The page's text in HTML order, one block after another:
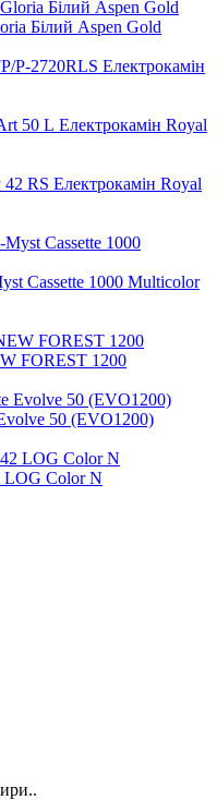
Білий Aspen Gold
Електрокамін
Електрокамін Royal
Електрокамін Royal
Cassette 1000 Multicolor
FOREST 1200
50 (EVO1200)
LOG Color N